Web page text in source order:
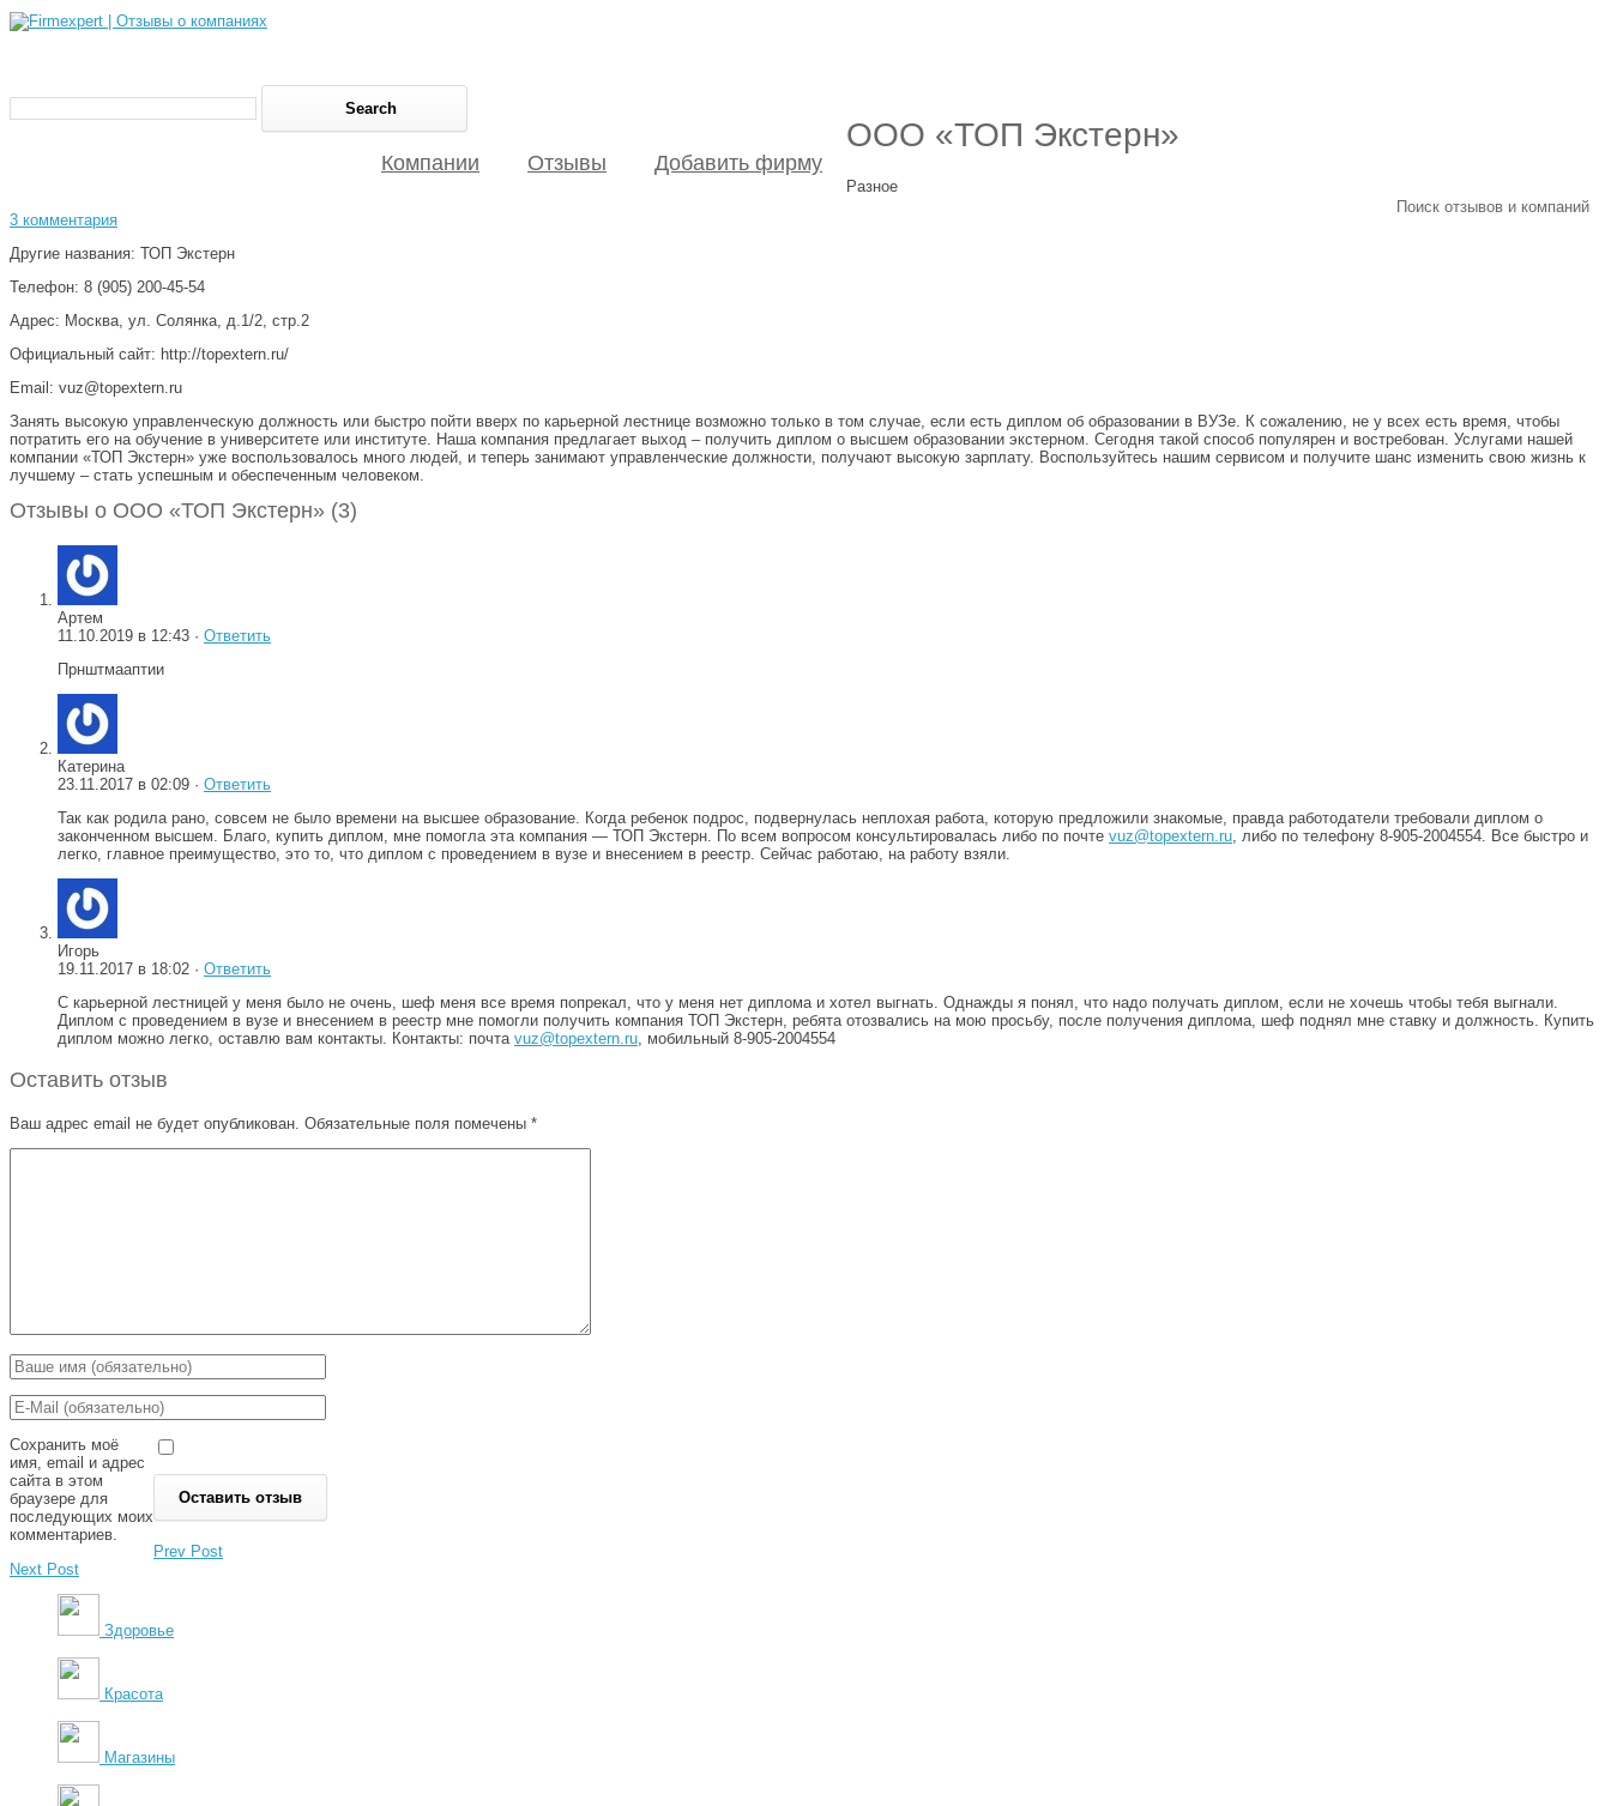
Поиск отзывов и компаний
Компании Отзывы Добавить фирму
ООО «ТОП Экстерн»
Разное
3 комментария
Другие названия: ТОП Экстерн
Телефон: 8 (905) 200-45-54
Адрес: Москва, ул. Солянка, д.1/2, стр.2
Официальный сайт: http://topextern.ru/
Email: vuz@topextern.ru
Занять высокую управленческую должность или быстро пойти вверх по карьерной лестнице возможно только в том случае, если есть диплом об образовании в ВУЗе. К сожалению, не у всех есть время, чтобы
потратить его на обучение в университете или институте. Наша компания предлагает выход – получить диплом о высшем образовании экстерном. Сегодня такой способ популярен и востребован. Услугами нашей
компании «ТОП Экстерн» уже воспользовалось много людей, и теперь занимают управленческие должности, получают высокую зарплату. Воспользуйтесь нашим сервисом и получите шанс изменить свою жизнь к
лучшему – стать успешным и обеспеченным человеком.
Отзывы о ООО «ТОП Экстерн» (3)
Артем
11.10.2019 в 12:43 · Ответить
Прнштмааптии
Катерина
23.11.2017 в 02:09 · Ответить
Так как родила рано, совсем не было времени на высшее образование. Когда ребенок подрос, подвернулась неплохая работа, которую предложили знакомые, правда работодатели требовали диплом о
законченном высшем. Благо, купить диплом, мне помогла эта компания — ТОП Экстерн. По всем вопросом консультировалась либо по почте vuz@topextern.ru , либо по телефону 8-905-2004554. Все быстро и
легко, главное преимущество, это то, что диплом с проведением в вузе и внесением в реестр. Сейчас работаю, на работу взяли.
Игорь
19.11.2017 в 18:02 · Ответить
С карьерной лестницей у меня было не очень, шеф меня все время попрекал, что у меня нет диплома и хотел выгнать. Однажды я понял, что надо получать диплом, если не хочешь чтобы тебя выгнали.
Диплом с проведением в вузе и внесением в реестр мне помогли получить компания ТОП Экстерн, ребята отозвались на мою просьбу, после получения диплома, шеф поднял мне ставку и должность. Купить
диплом можно легко, оставлю вам контакты. Контакты: почта vuz@topextern.ru , мобильный 8-905-2004554
Оставить отзыв
Ваш адрес email не будет опубликован. Обязательные поля помечены *
Сохранить моё
имя, email и адрес
сайта в этом
браузере для
последующих моих
комментариев.
Prev Post
Next Post
Здоровье
Красота
Магазины